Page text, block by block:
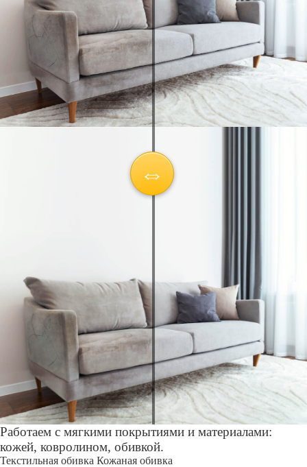
Работаем с мягкими покрытиями и материалами:
кожей, ковролином, обивкой.
Текстильная обивка Кожаная обивка